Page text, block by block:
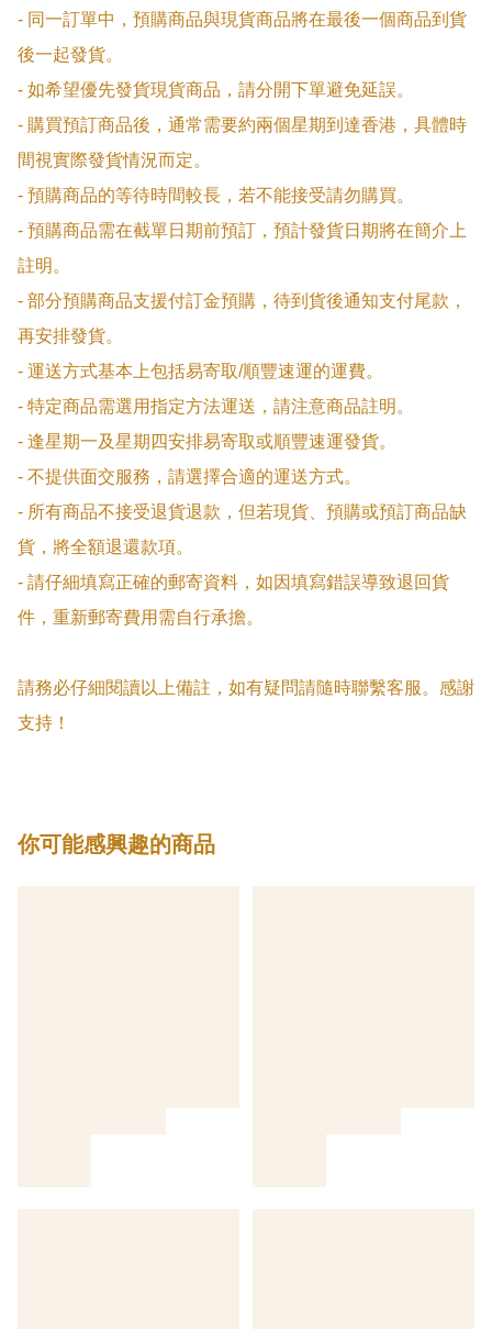
- 同一訂單中，預購商品與現貨商品將在最後一個商品到貨
後一起發貨。
- 如希望優先發貨現貨商品，請分開下單避免延誤。
- 購買預訂商品後，通常需要約兩個星期到達香港，具體時
間視實際發貨情況而定。
- 預購商品的等待時間較長，若不能接受請勿購買。
- 預購商品需在截單日期前預訂，預計發貨日期將在簡介上
註明。
- 部分預購商品支援付訂金預購，待到貨後通知支付尾款，
再安排發貨。
- 運送方式基本上包括易寄取/順豐速運的運費。
- 特定商品需選用指定方法運送，請注意商品註明。
- 逢星期一及星期四安排易寄取或順豐速運發貨。
- 不提供面交服務，請選擇合適的運送方式。
- 所有商品不接受退貨退款，但若現貨、預購或預訂商品缺
貨，將全額退還款項。
- 請仔細填寫正確的郵寄資料，如因填寫錯誤導致退回貨
件，重新郵寄費用需自行承擔。
請務必仔細閱讀以上備註，如有疑問請隨時聯繫客服。感謝
支持！
你可能感興趣的商品